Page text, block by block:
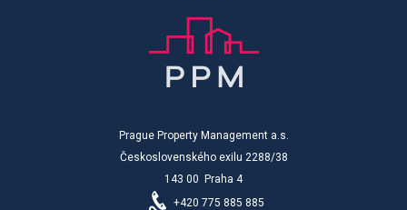
Prague Property Management a.s.
Československého exilu 2288/38
143 00 Praha 4
+420 775 885 885